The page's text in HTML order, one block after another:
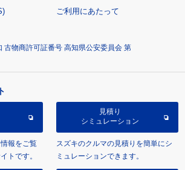
ご利用にあたって
古物商許可証番号 高知県公安委員会 第
報をご覧
トです。
見積り
シミュレーション
スズキのクルマの見積りを簡単にシ
ミュレーションできます。